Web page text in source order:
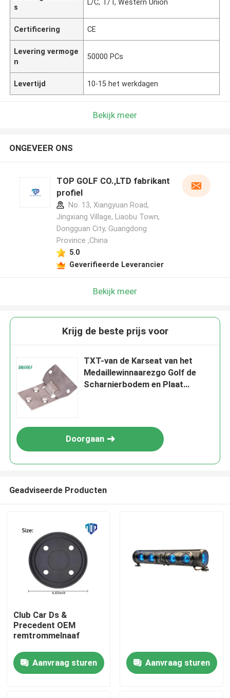
Huis
Producten
s
L/C, T/T, Western Union
Certificering CE
Levering vermoge
n
50000 PCs
Levertijd 10-15 het werkdagen
Bekijk meer
ONGEVEER ONS
TOP GOLF CO.,LTD fabrikant
profiel
No. 13, Xiangyuan Road,
Jingxiang Village, Liaobu Town,
Dongguan City, Guangdong
Province ,China
5.0
Geverifieerde Leverancier
Bekijk meer
Krijg de beste prijs voor
TXT-van de Karseat van het
Medaillewinnaarezgo Golf de
Scharnierbodem en Plaat
Doorgaan
Geadviseerde Producten
Club Car Ds &
Precedent OEM
remtrommelnaaf
Aanvraag sturen Aanvraag sturen